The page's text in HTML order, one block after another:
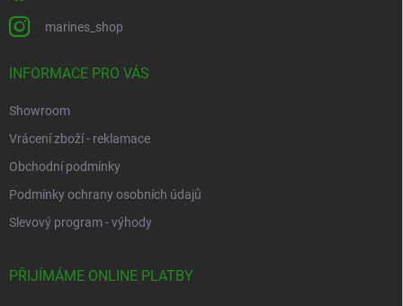
marines_shop
INFORMACE PRO VÁS
Showroom
Vrácení zboží - reklamace
Obchodní podmínky
Podmínky ochrany osobních údajů
Slevový program - výhody
PŘIJÍMÁME ONLINE PLATBY